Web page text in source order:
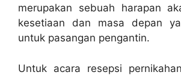
merupakan sebuah harapan
kesetiaan dan masa depan
untuk pasangan pengantin.
Untuk acara resepsi